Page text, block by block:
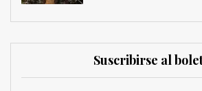
Suscribirse al